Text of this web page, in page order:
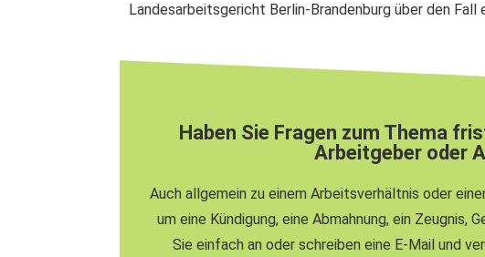
Landesarbeitsgericht Berlin-Brandenburg über den Fall
Haben Sie Fragen zum Thema
Arbeitgeber oder
Auch allgemein zu einem Arbeitsverhältnis oder
um eine Kündigung, eine Abmahnung, ein Zeugnis,
Sie einfach an oder schreiben eine E-Mail und